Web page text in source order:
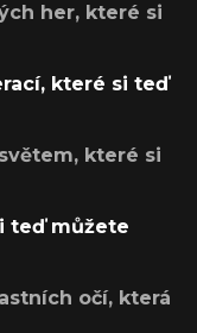
her, které si
které si teď
které si
teď můžete
očí, která